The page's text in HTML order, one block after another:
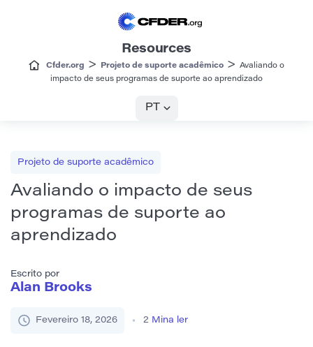
Resources
Cfder.org > Projeto de suporte acadêmico >
Avaliando o
impacto de seus programas de suporte ao aprendizado
PT
Projeto de suporte acadêmico
Avaliando o impacto de seus
programas de suporte ao
aprendizado
Escrito por
Alan Brooks
Fevereiro 18, 2026 2 Mina ler